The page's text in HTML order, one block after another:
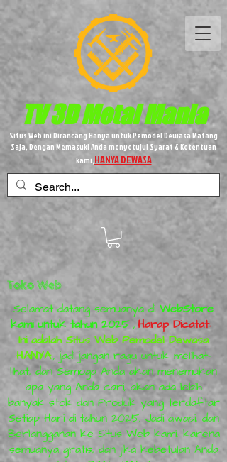
TV 3DMetalMania
Situs Web ini Dirancang Hanya untuk Pemodel Dewasa Matang
Saja, Dengan Memasuki Anda menyetujui Syarat & Ketentuan
kami,HANYA DEWASA
Toko Web
Selamat datang semuanya di WebStore
kami untuk tahun 2025,Harap Dicatat:
Ini adalah Situs Web Pemodel Dewasa
HANYA, jadi jangan ragu untuk melihat-
lihat, dan Semoga Anda akan menemukan
apa yang Anda cari, akan ada lebih
banyak stok dan Produk yang terdaftar
Setiap Hari di tahun 2025, Jadi awasi, dan
Berlangganan ke Situs Web kami, karena
semuanya gratis, dan jika kebetulan Anda